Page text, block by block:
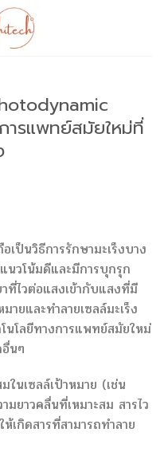
ารแพทย์สมัยใหม่ที่
เป็นวิธีการรักษามะเร็งบาง
นวโน้มดีและมีการบุกรุก
ไวต่อแสงเข้ากับแสงที่มี
ายและทำลายเซลล์มะเร็ง
นโลยีทางการแพทย์สมัยใหม่
นๆ
ในเซลล์เป้าหมาย (เช่น
มยาวคลื่นที่เหมาะสม สารไว
เกิดสารที่สามารถทำลาย